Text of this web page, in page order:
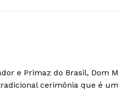
e Primaz do Brasil, Dom
cerimônia que é